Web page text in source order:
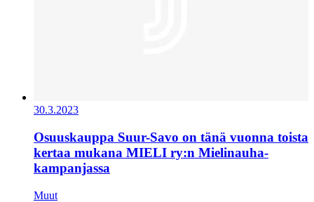
30.3.2023
Osuuskauppa Suur-Savo on tänä vuonna toista
kertaa mukana MIELI ry:n Mielinauha-
kampanjassa
Muut